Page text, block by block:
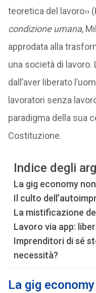
teoretica del lavoro››
condizione umana,
approdata alla
una società di lavoro.
dall’aver liberato
lavoratori senza
paradigma della sua
Costituzione.
Indice degli
La gig economy
Il culto
La mistificazione
Lavoro via app:
Imprenditori di sé
necessità?
La gig